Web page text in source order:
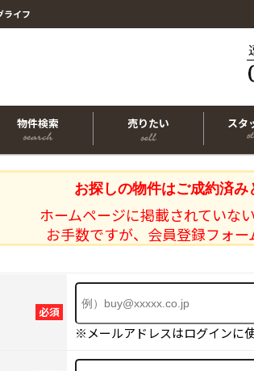
ライフ
物件検索 売りたい スタ
お探しの物件はご成約済み
ホームページに掲載されていな
お手数ですが、会員登録フォー
必須
※メールアドレスはログインに使